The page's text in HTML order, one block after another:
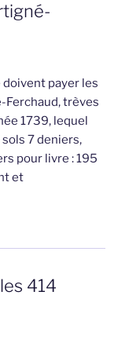
payer les
Ferchaud, trèves
1739, lequel
7 deniers,
pour livre : 195
et
414